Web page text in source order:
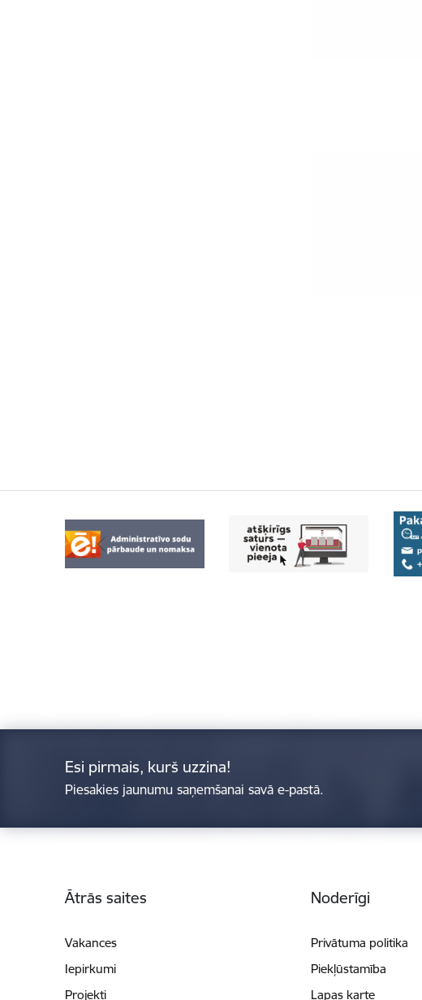
Esi pirmais, kurš uzzina!
Piesakies jaunumu saņemšanai savā e-pastā.
Ātrās saites
Vakances
Iepirkumi
Projekti
Noderīgi
Privātuma politika
Piekļūstamība
Lapas karte